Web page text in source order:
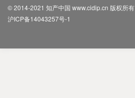
© 2014-2021 知产中国 www.cidip.cn 版权所有
沪ICP备14043257号-1